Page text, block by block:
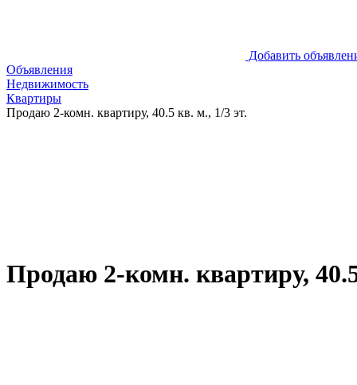
Добавить
Объявления
Недвижимость
Квартиры
Продаю 2-комн. квартиру, 40.5 кв. м., 1/3 эт.
Продаю 2-комн. квартиру,